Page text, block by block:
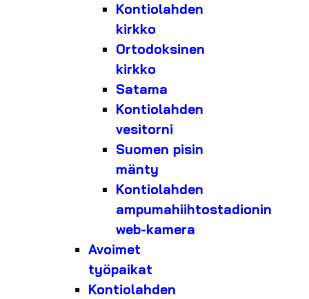
Kontiolahden
kirkko
Ortodoksinen
kirkko
Satama
Kontiolahden
vesitorni
Suomen pisin
mänty
Kontiolahden
ampumahiihtostadionin
web-kamera
Avoimet
työpaikat
Kontiolahden